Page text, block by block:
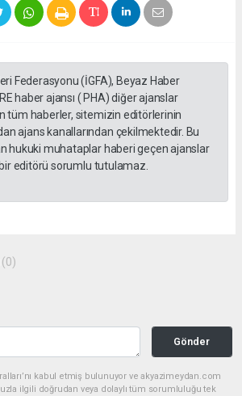
Federasyonu (İGFA), Beyaz Haber
haber ajansı ( PHA) diğer ajanslar
tüm haberler, sitemizin editörlerinin
ajans kanallarından çekilmektedir. Bu
hukuki muhataplar haberi geçen ajanslar
editörü sorumlu tutulamaz.
(0)
Gönder
kabul etmiş bulunuyor ve akyazimeydan.com
ilgili doğrudan veya dolaylı tüm sorumluluğu tek